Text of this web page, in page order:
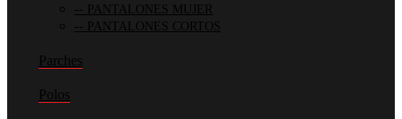
PANTALONES MUJER
PANTALONES CORTOS
Parches
Polos